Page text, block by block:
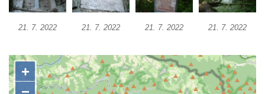
Křížová cesta Římov – XXIII. kaple –
Cyrénský pomáhá Ježíši nést kříž
Křížová cesta Římov – XXI. kaple –
Popravní brána
21. 7. 2022 21. 7. 2022 21. 7. 2022 21. 7. 2022